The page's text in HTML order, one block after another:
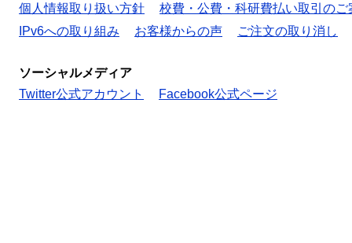
個人情報取り扱い方針
校費・公費・科研費払い取引のご
IPv6への取り組み
お客様からの声 ご注文の取り消し
ソーシャルメディア
Twitter公式アカウント
Facebook公式ページ